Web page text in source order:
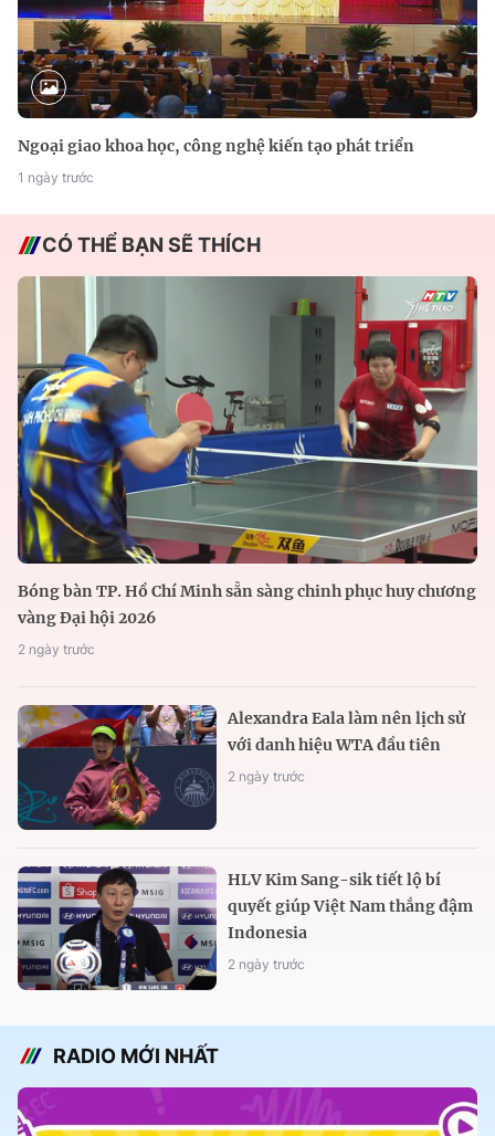
Ngoại giao khoa học, công nghệ kiến tạo phát triển
1 ngày trước
CÓ THỂ BẠN SẼ THÍCH
Bóng bàn TP. Hồ Chí Minh sẵn sàng chinh phục huy chương
vàng Đại hội 2026
2 ngày trước
Alexandra Eala làm nên lịch sử
với danh hiệu WTA đầu tiên
2 ngày trước
HLV Kim Sang-sik tiết lộ bí
quyết giúp Việt Nam thắng đậm
Indonesia
2 ngày trước
RADIO MỚI NHẤT